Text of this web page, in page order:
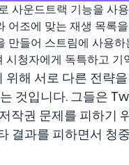
운드트랙 기능을 사
어조에 맞는 재생 목록
들어 스트림에 사용
청자에게 독특하고
해 서로 다른 전략
것입니다. 그들은
작권 문제를 피하기
결과를 피하면서 청